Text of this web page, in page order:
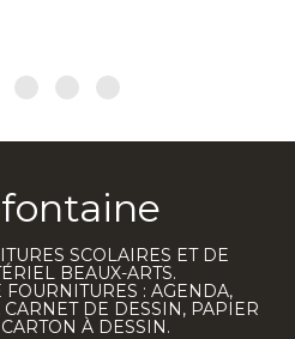
SCOLAIRES ET DE
BEAUX-ARTS.
: AGENDA,
DE DESSIN, PAPIER
À DESSIN.